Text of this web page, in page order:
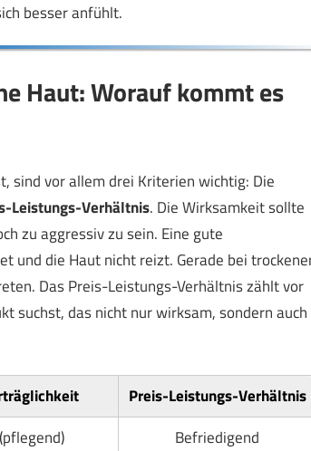
besser anfühlt.
Haut: Worauf kommt es
sind vor allem drei Kriterien wichtig: Die
Leistungs-Verhältnis. Die Wirksamkeit sollte
zu aggressiv zu sein. Eine gute
und die Haut nicht reizt. Gerade bei
Das Preis-Leistungs-Verhältnis zählt vor
suchst, das nicht nur wirksam, sondern auch
Preis-Leistungs-Verhältnis
Befriedigend